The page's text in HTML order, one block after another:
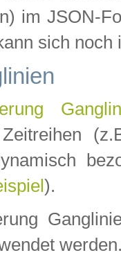
im JSON-
sich noch
).